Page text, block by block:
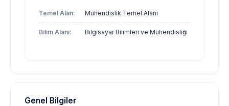
Temel Alan: Mühendislik Temel Alanı
Bilim Alanı: Bilgisayar Bilimleri ve Mühendisliği
Genel Bilgiler